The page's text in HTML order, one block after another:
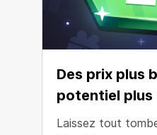
Des prix plus
potentiel plus
Laissez tout